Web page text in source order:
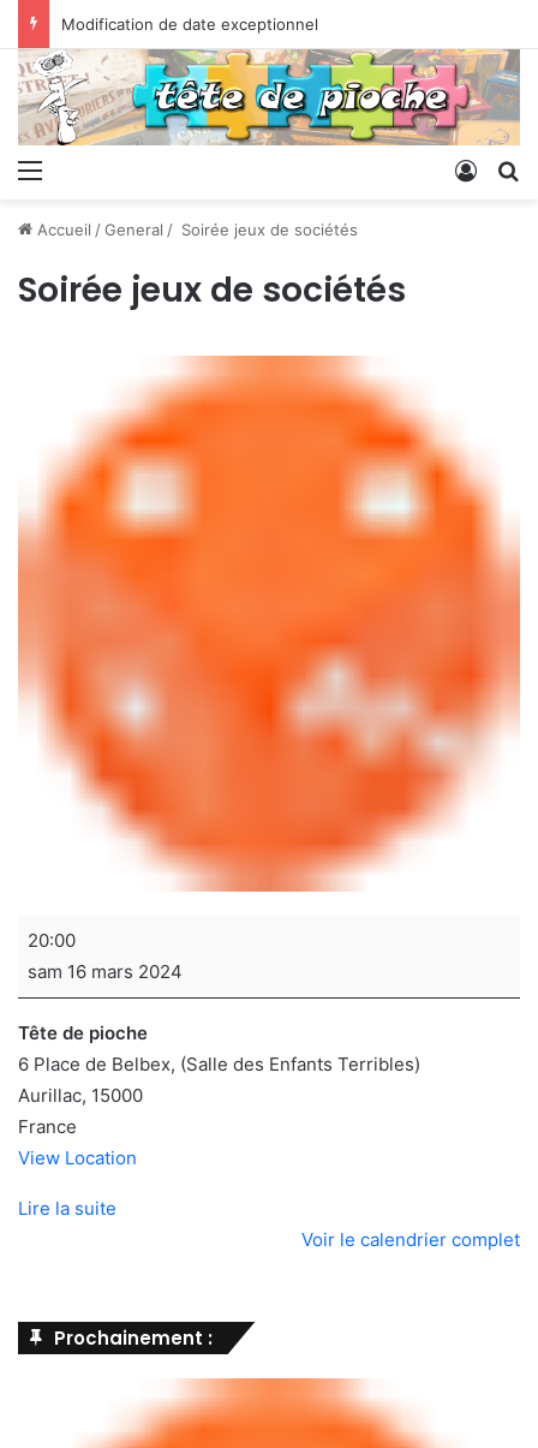
Modification de date exceptionnel
Menu
Accueil /General / Soirée jeux de sociétés
Soirée jeux de sociétés
Soirée
de
sociétés
20:00
sam 16 mars 2024
Tête de pioche
6 Place de Belbex (Salle des Enfants Terribles)
Aurillac, 15000
France
View Location
Lire la suite
Voir le calendrier complet
Prochainement :